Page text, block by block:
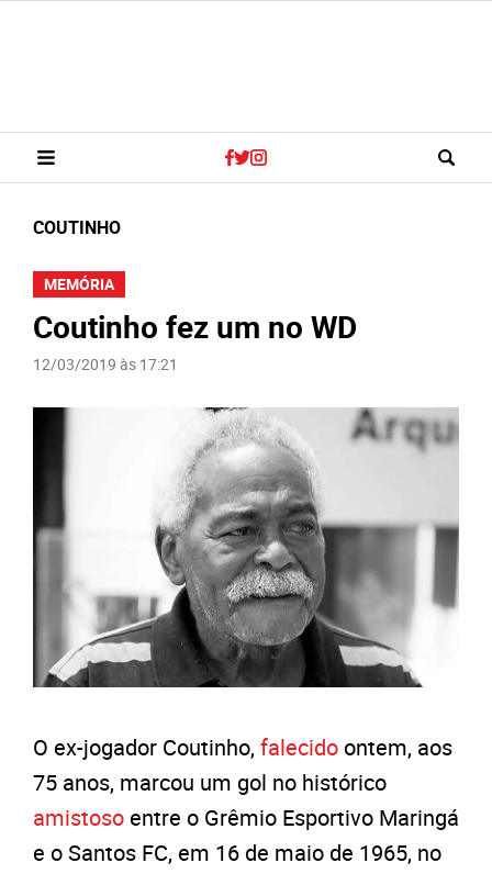
COUTINHO
MEMÓRIA
Coutinho fez um no WD
12/03/2019 às 17:21
O ex-jogador Coutinho, falecidoontem, aos
75 anos, marcou um gol no histórico
amistoso entre o Grêmio Esportivo Maringá
e o Santos FC, em 16 de maio de 1965, no